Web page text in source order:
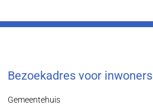
Bezoekadres voor inwoners
Gemeentehuis